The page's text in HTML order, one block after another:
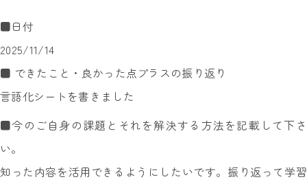
■日付
2025/11/14
■ できたこと・良かった点プラスの振り返り
言語化シートを書きました
■今のご自身の課題とそれを解決する方法を記載して下さ
い。
知った内容を活用できるようにしたいです。振り返って学習